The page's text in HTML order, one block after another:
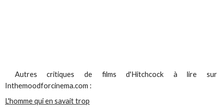
Autres critiques de films d'Hitchcock à lire sur
Inthemoodforcinema.com :
L'homme qui en savait trop